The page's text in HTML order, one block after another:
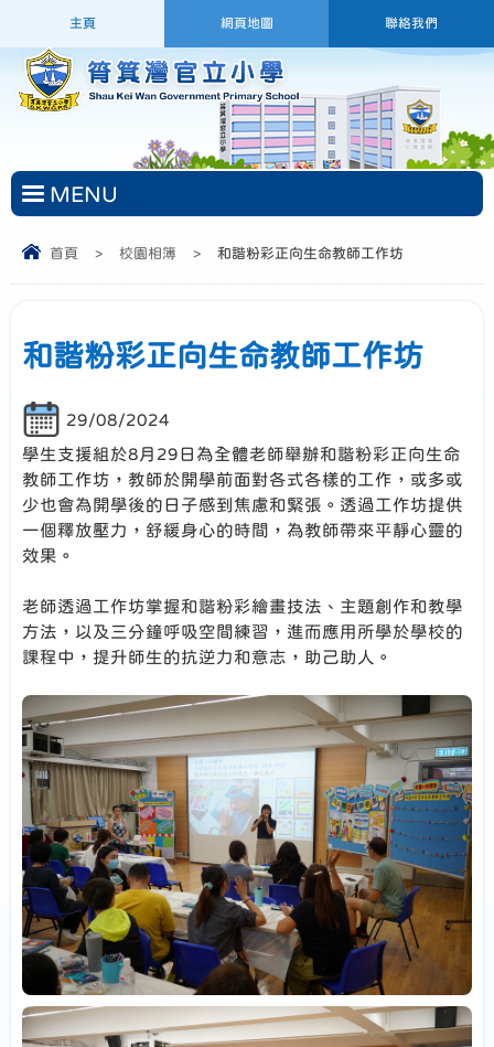
主頁 網頁地圖 聯絡我們
MENU
首頁 > 校園相簿 > 和諧粉彩正向生命教師工作坊
和諧粉彩正向生命教師工作坊
29/08/2024
學生支援組於8月29日為全體老師舉辦和諧粉彩正向生命
教師工作坊，教師於開學前面對各式各樣的工作，或多或
少也會為開學後的日子感到焦慮和緊張。透過工作坊提供
一個釋放壓力，舒緩身心的時間，為教師帶來平靜心靈的
效果。
老師透過工作坊掌握和諧粉彩繪畫技法、主題創作和教學
方法，以及三分鐘呼吸空間練習，進而應用所學於學校的
課程中，提升師生的抗逆力和意志，助己助人。